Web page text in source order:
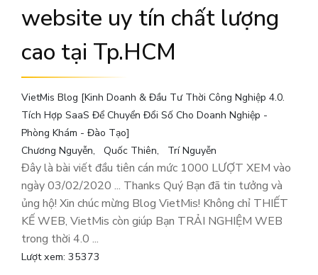
website uy tín chất lượng
cao tại Tp.HCM
VietMis Blog [Kinh Doanh & Đầu Tư Thời Công Nghiệp 4.0.
Tích Hợp SaaS Để Chuyển Đổi Số Cho Doanh Nghiệp -
Phòng Khám - Đào Tạo]
Chương Nguyễn
Quốc Thiên Trí Nguyễn
Đây là bài viết đầu tiên cán mức 1000 LƯỢT XEM vào
ngày 03/02/2020 ... Thanks Quý Bạn đã tin tưởng và
ủng hộ! Xin chúc mừng Blog VietMis! Không chỉ THIẾT
KẾ WEB, VietMis còn giúp Bạn TRẢI NGHIỆM WEB
trong thời 4.0 ...
Lượt xem: 35373